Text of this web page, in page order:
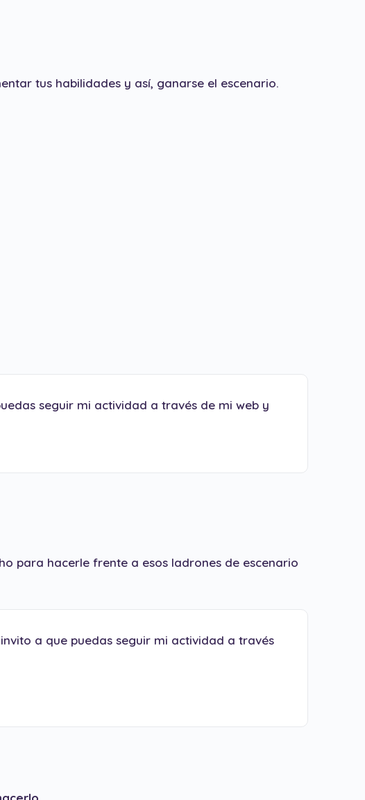
tus habilidades y así, ganarse el escenario.
seguir mi actividad a través de mi web y
para hacerle frente a esos ladrones de escenario
a que puedas seguir mi actividad a través